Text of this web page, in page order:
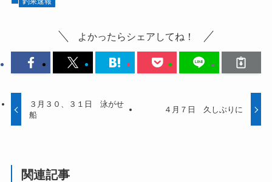
よかったらシェアしてね！
３月３０、３１日 泳がせ
船
４月７日 久しぶりに
関連記事